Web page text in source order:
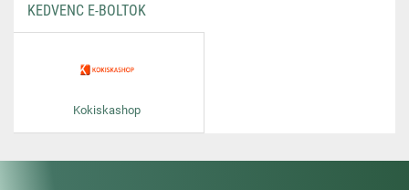
KEDVENC E-BOLTOK
Kokiskashop